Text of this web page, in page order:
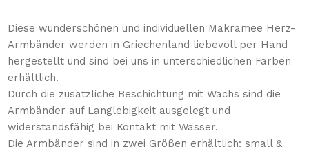
Diese wunderschönen und individuellen Makramee Herz-
Armbänder werden in Griechenland liebevoll per Hand
hergestellt und sind bei uns in unterschiedlichen Farben
erhältlich.
Durch die zusätzliche Beschichtung mit Wachs sind die
Armbänder auf Langlebigkeit ausgelegt und
widerstandsfähig bei Kontakt mit Wasser.
Die Armbänder sind in zwei Größen erhältlich: small &